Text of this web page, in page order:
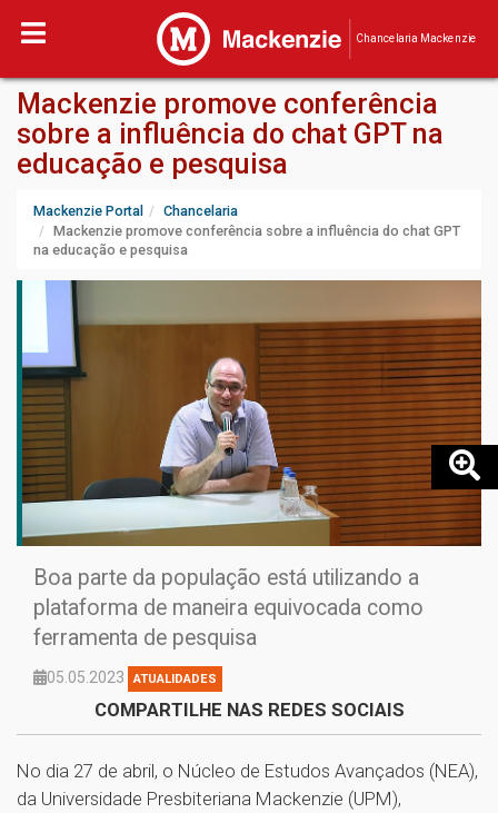
Chancelaria Mackenzie
Mackenzie promove conferência
sobre a influência do chat GPT na
educação e pesquisa
Mackenzie Portal
Chancelaria
Mackenzie promove conferência sobre a influência do chat GPT
na educação e pesquisa
Boa parte da população está utilizando a
plataforma de maneira equivocada como
ferramenta de pesquisa
05.05.2023 ATUALIDADES
COMPARTILHE NAS REDES SOCIAIS
No dia 27 de abril, o Núcleo de Estudos Avançados (NEA),
da Universidade Presbiteriana Mackenzie (UPM),